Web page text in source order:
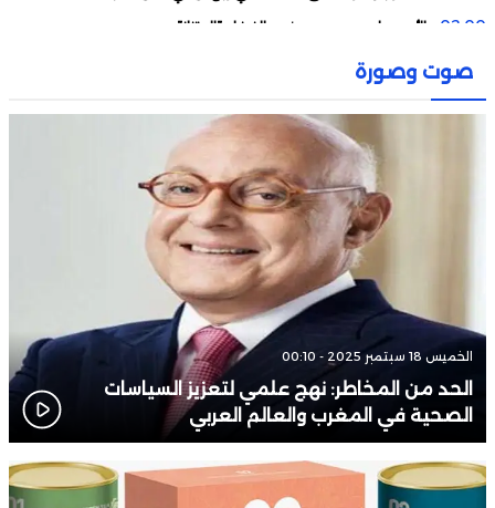
02:00 الأمير علي بن حسين يتهم الفيفا بـ”الابتزاز”
مدرب برشلونة يوجه ضربة مؤلمة لأوناحي
22:33
بعد موسمين مخيبين.. الوداد يطوي صفحة البرازيلي آرثور
صوت وصورة
الخميس 18 سبتمبر 2025 - 00:10
الحد من المخاطر: نهج علمي لتعزيز السياسات
الصحية في المغرب والعالم العربي